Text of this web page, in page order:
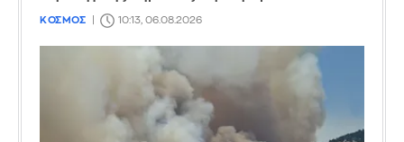
ΚΟΣΜΟΣ 10:13, 06.08.2026